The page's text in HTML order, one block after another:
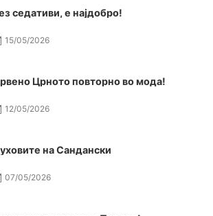
седативи, е најдобро!
15/05/2026
Црното повторно во мода!
12/05/2026
на Сандански
07/05/2026